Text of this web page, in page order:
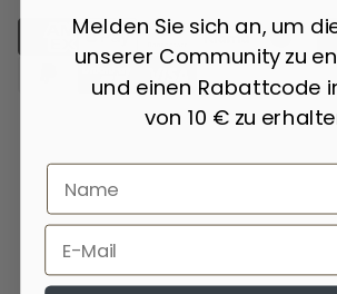
Melden Sie sich an, um
unserer Community zu
und einen Rabattcode
von 10 € zu